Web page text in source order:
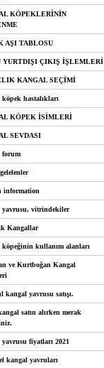
KÖPEKLERİNİN
AŞI TABLOSU
YURTDIŞI ÇIKIŞ İŞLEMLERİ
KANGAL SEÇİMİ
hastalıkları
KÖPEK İSİMLERİ
SEVDASI
forum
information
yavrusu, vitrindekiler
Kangallar
köpeğinin kullanım alanları
ve Kurtboğan Kangal
kangal yavrusu satışı.
satın alırken merak
fiyatları 2021
kangal yavruları